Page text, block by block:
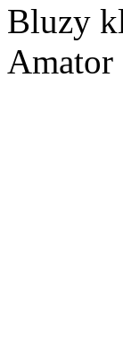
Bluzy
Amator